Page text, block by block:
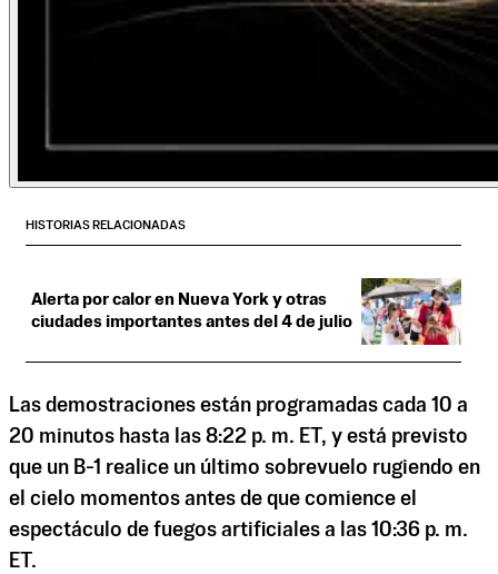
HISTORIAS RELACIONADAS
Alerta por calor en Nueva York y otras
ciudades importantes antes del 4 de julio
Las demostraciones están programadas cada 10 a
20 minutos hasta las 8:22 p. m. ET, y está previsto
que un B-1 realice un último sobrevuelo rugiendo en
el cielo momentos antes de que comience el
espectáculo de fuegos artificiales a las 10:36 p. m.
ET.